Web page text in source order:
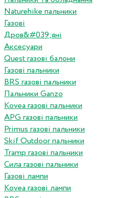
Naturehike пальники
Газові
Дров&#039;яні
Аксесуари
Quest газові балони
Газові пальники
BRS газові пальники
Пальники Ganzo
Kovea газові пальники
APG газові пальники
Primus газові пальники
Skif Outdoor пальники
Tramp газові пальники
Сила газові пальники
Газові лампи
Kovea газові лампи